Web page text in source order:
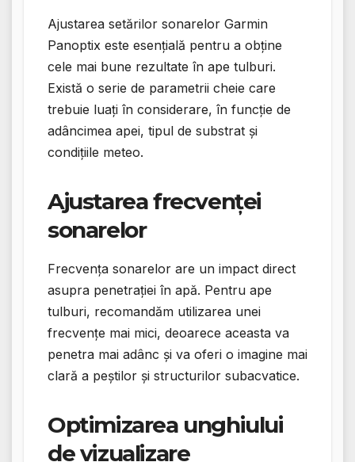
Ajustarea setărilor sonarelor Garmin
Panoptix este esențială pentru a obține
cele mai bune rezultate în ape tulburi.
Există o serie de parametrii cheie care
trebuie luați în considerare, în funcție de
adâncimea apei, tipul de substrat și
condițiile meteo.
Ajustarea frecvenței
sonarelor
Frecvența sonarelor are un impact direct
asupra penetrației în apă. Pentru ape
tulburi, recomandăm utilizarea unei
frecvențe mai mici, deoarece aceasta va
penetra mai adânc și va oferi o imagine mai
clară a peștilor și structurilor subacvatice.
Optimizarea unghiului
de vizualizare